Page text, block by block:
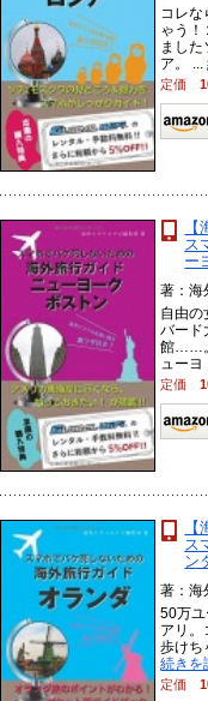
コレな
ゃう！
まし
ア。 ...
定価
ス
ー
著：海
自由の
バード
館……
ューヨ
定価
ス
ン
著：海
50万
アリ。
歩けち
続きを
定価